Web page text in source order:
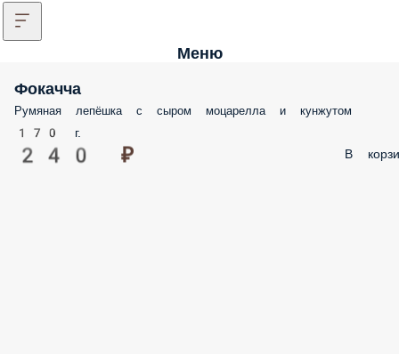
Меню
Фокачча
Румяная лепёшка с сыром моцарелла и кунжутом
170 г.
240 ₽ В